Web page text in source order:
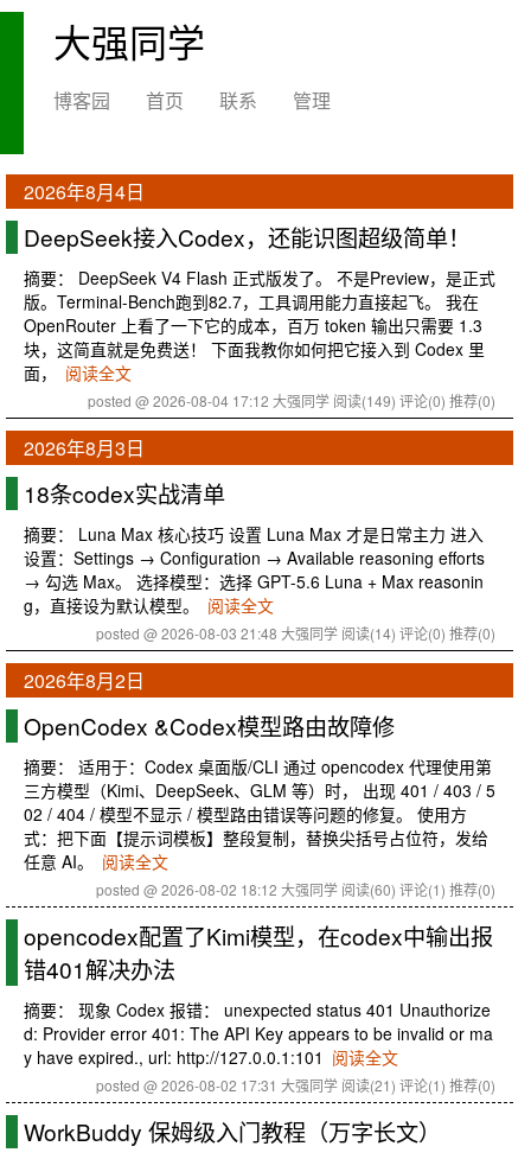
大强同学
博客园 首页 联系 管理
2026年8月4日
DeepSeek接入Codex，还能识图超级简单！
摘要： DeepSeek V4 Flash 正式版发了。 不是Preview，是正式
版。Terminal-Bench跑到82.7，工具调用能力直接起飞。 我在
OpenRouter 上看了一下它的成本，百万 token 输出只需要 1.3
块，这简直就是免费送！ 下面我教你如何把它接入到 Codex 里
面，
阅读全文
posted @ 2026-08-04 17:12 大强同学 阅读(149) 评论(0) 推荐(0)
2026年8月3日
18条codex实战清单
摘要： Luna Max 核心技巧 设置 Luna Max 才是日常主力 进入
设置：Settings → Configuration → Available reasoning efforts
→ 勾选 Max。 选择模型：选择 GPT-5.6 Luna + Max reasonin
g，直接设为默认模型。
阅读全文
posted @ 2026-08-03 21:48 大强同学 阅读(14) 评论(0) 推荐(0)
2026年8月2日
OpenCodex &Codex模型路由故障修
摘要： 适用于：Codex 桌面版/CLI 通过 opencodex 代理使用第
三方模型（Kimi、DeepSeek、GLM 等）时， 出现 401 / 403 / 5
02 / 404 / 模型不显示 / 模型路由错误等问题的修复。 使用方
式：把下面【提示词模板】整段复制，替换尖括号占位符，发给
任意 AI。
阅读全文
posted @ 2026-08-02 18:12 大强同学 阅读(60) 评论(1) 推荐(0)
opencodex配置了Kimi模型，在codex中输出报
错401解决办法
摘要： 现象 Codex 报错： unexpected status 401 Unauthorize
d: Provider error 401: The API Key appears to be invalid or ma
y have expired., url: http://127.0.0.1:101 阅读全文
posted @ 2026-08-02 17:31 大强同学 阅读(21) 评论(1) 推荐(0)
WorkBuddy 保姆级入门教程（万字长文）